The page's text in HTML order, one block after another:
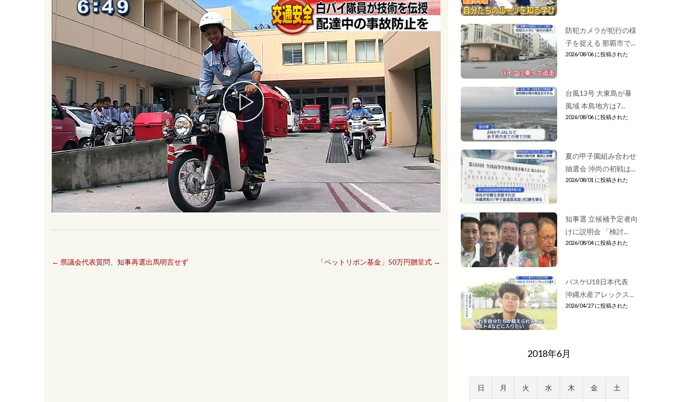
← 県議会代表質問、知事再選出馬明言せず 「ペットリボン基金」50万円贈呈式 →
防犯カメラが犯行の様
子を捉える 那覇市で...
2026/08/06 に投稿された
台風13号 大東島が暴
風域 本島地方は7...
2026/08/06 に投稿された
夏の甲子園組み合わせ
抽選会 沖尚の初戦は...
2026/08/01 に投稿された
知事選 立候補予定者向
けに説明会 「検討...
2026/08/04 に投稿された
バスケU18日本代表
沖縄水産アレックス...
2026/04/27 に投稿された
2018年6月
日 月 火 水 木 金 土